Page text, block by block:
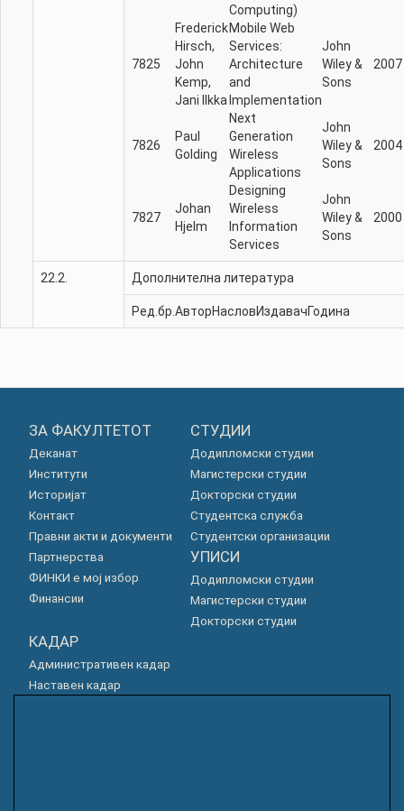
Computing)
7825
Frederick
Hirsch,
John
Kemp,
Jani Ilkka
Mobile Web
Services:
Architecture
and
Implementation
John
Wiley &
Sons
2007
7826
Paul
Golding
Next
Generation
Wireless
Applications
John
Wiley &
Sons
2004
7827
Johan
Hjelm
Designing
Wireless
Information
Services
John
Wiley &
Sons
2000
22.2. Дополнителна литература
Ред.бр. АвторНасловИздавачГодина
ЗА ФАКУЛТЕТОТ
Деканат
Институти
Историјат
Контакт
Правни акти и документи
Партнерства
ФИНКИ е мој избор
Финансии
СТУДИИ
Додипломски студии
Магистерски студии
Докторски студии
Студентска служба
Студентски организации
УПИСИ
Додипломски студии
Магистерски студии
Докторски студии
КАДАР
Административен кадар
Наставен кадар